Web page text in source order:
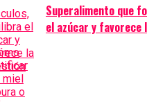
Superalimento que
el azúcar y favorece